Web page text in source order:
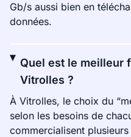
Gb/s aussi bien en
données.
Quel est le meilleur
Vitrolles ?
À Vitrolles, le choix du
selon les besoins de
commercialisent plusieurs